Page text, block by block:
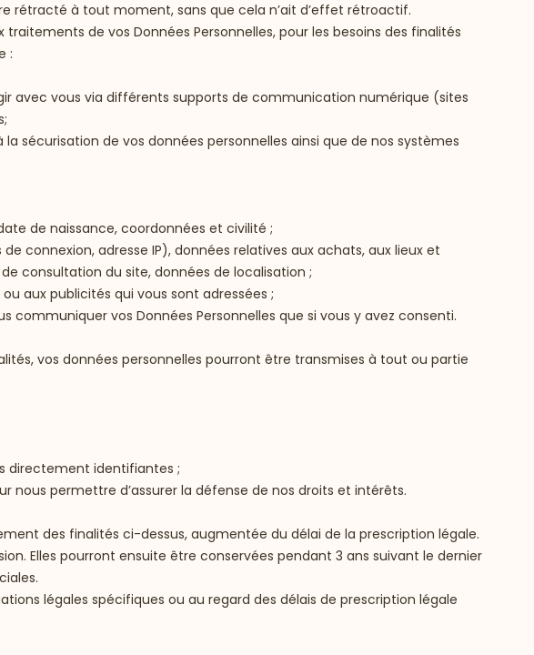
rétracté à tout moment, sans que cela n’ait d’effet rétroactif.
de vos Données Personnelles, pour les besoins des finalités
:
avec vous via différents supports de communication numérique (sites
sécurisation de vos données personnelles ainsi que de nos systèmes
de naissance, coordonnées et civilité ;
connexion, adresse IP), données relatives aux achats, aux lieux et
consultation du site, données de localisation ;
aux publicités qui vous sont adressées ;
communiquer vos Données Personnelles que si vous y avez consenti.
vos données personnelles pourront être transmises à tout ou partie
directement identifiantes ;
nous permettre d’assurer la défense de nos droits et intérêts.
des finalités ci-dessus, augmentée du délai de la prescription légale.
Elles pourront ensuite être conservées pendant 3 ans suivant le dernier
légales spécifiques ou au regard des délais de prescription légale